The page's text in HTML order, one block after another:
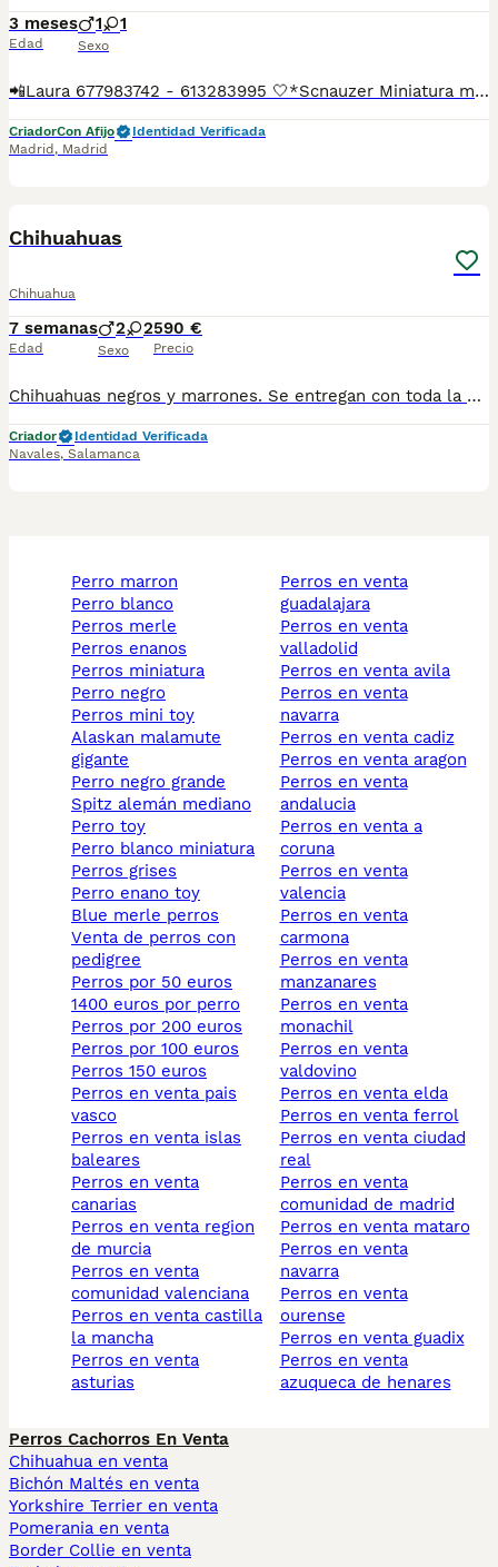
3 meses
Edad
1 1
Sexo
📲Laura 677983742 - 613283995 🤍*Scnauzer Miniatura macho y hembra marrones *🤍 ¿Buscas un nuevo compañero para tu hogar? ❤️ Tenemos preciosos cachorros listos para encontrar una familia responsable. ✅ Vacunados ✅ Desparasitados ✅ Cartilla sanitaria ✅ Garantías incluidas ✅ Máxima atención y cuidado Se hacen envíos a toda España: Andalucía: Almería, Cádiz, Córdoba, Granada, Huelva, Jaén, Málaga, Sevilla.Aragón: Huesca, Teruel, Zaragoza.Asturias: Oviedo.Baleares: Palma.Canarias: Las Palmas de Gran Canaria, Santa Cruz de Tenerife.Cantabria: Santander.Castilla-La Mancha: Albacete, Ciudad Real, Cuenca, Guadalajara, Toledo.Castilla y León: Ávila, Burgos, León, Palencia, Salamanca, Segovia, Soria, Valladolid, Zamora.Cataluña: Barcelona, Gerona (Girona), Lérida (Lleida), Tarragona.Comunidad Valenciana: Alicante, Castellón de la Plana, Valencia.Extremadura: Badajoz, Cáceres.Galicia: La Coruña (A Coruña), Lugo, Orense (Ourense), Pontevedra.La Rioja: Logroño.Madrid: Madrid.Murcia: Murcia.Navarra: Pamplona.País Vasco: Bilbao (Vizcaya), San Sebastián (Guipúzcoa), Vitoria (Álava). 🐾 Cachorros sanos, sociables y criados con mucho cariño. 📲 ¡Pregunta sin compromiso por disponibilidad, fotos y precios por mensaje privado!
CriadorCon Afijo
Identidad Verificada
Madrid , Madrid
Chihuahuas
Chihuahua
7 semanas
Edad
2 2
Sexo
590 €
Precio
Chihuahuas negros y marrones. Se entregan con toda la documentación y revisados por veterinarios. Se pueden visitar
Criador
Identidad Verificada
Navales, Salamanca
perro marron
perro blanco
perros merle
perros enanos
perros miniatura
perro negro
perros mini toy
alaskan malamute
gigante
perro negro grande
spitz alemán mediano
perro toy
perro blanco miniatura
perros grises
perro enano toy
blue merle perros
venta de perros con
pedigree
perros por 50 euros
1400 euros por perro​
perros por 200 euros
perros por 100 euros
perros 150 euros
perros en venta pais
vasco
perros en venta islas
baleares
perros en venta
canarias
perros en venta region
de murcia
perros en venta
comunidad valenciana
perros en venta castilla
la mancha
perros en venta
asturias
perros en venta
guadalajara
perros en venta
valladolid
perros en venta avila
perros en venta
navarra
perros en venta cadiz
perros en venta aragon
perros en venta
andalucia
perros en venta a
coruna
perros en venta
valencia
perros en venta
carmona
perros en venta
manzanares
perros en venta
monachil
perros en venta
valdovino
perros en venta elda
perros en venta ferrol
perros en venta ciudad
real
perros en venta
comunidad de madrid
perros en venta mataro
perros en venta
navarra
perros en venta
ourense
perros en venta guadix
perros en venta
azuqueca de henares
Perros Cachorros En Venta
Chihuahua en venta
Bichón Maltés en venta
Yorkshire Terrier en venta
Pomerania en venta
Border Collie en venta